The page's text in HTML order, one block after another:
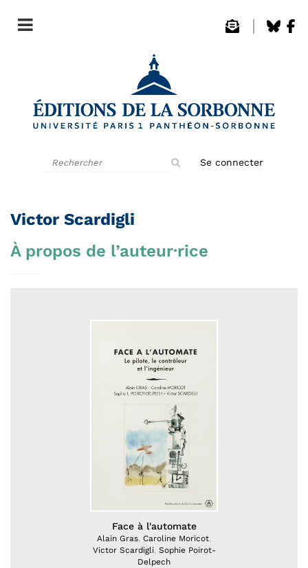
Se connecter
Victor Scardigli
À propos de l’auteur·rice
Face à l'automate
Alain Gras, Caroline Moricot,
Victor Scardigli, Sophie Poirot-
Delpech